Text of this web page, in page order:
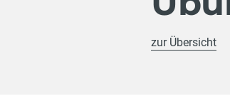
zur Übersicht